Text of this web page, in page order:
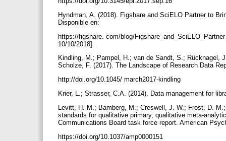
Hyndman, A. (2018). Figshare and SciELO Partner to
Disponible en:
https://figshare. com/blog/
10/10/2018].
Kindling, M.; Pampel, H.; van de Sandt, S.; Rücknagel,
Scholze, F. (2017). The Landscape of Research Data
http://doi.org/10.1045/ march2017-kindling
Krier, L.; Strasser, C.A. (2014). Data management for
Levitt, H. M.; Bamberg, M.; Creswell, J. W.; Frost, D.
standards for qualitative primary, qualitative meta-
Communications Board task force report. American
https://doi.org/10.1037/amp0000151